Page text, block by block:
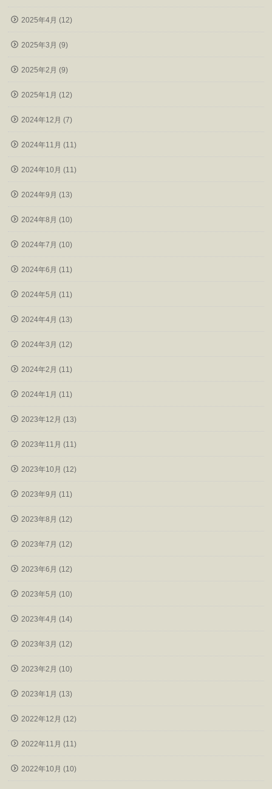
2025年4月 (12)
2025年3月 (9)
2025年2月 (9)
2025年1月 (12)
2024年12月 (7)
2024年11月 (11)
2024年10月 (11)
2024年9月 (13)
2024年8月 (10)
2024年7月 (10)
2024年6月 (11)
2024年5月 (11)
2024年4月 (13)
2024年3月 (12)
2024年2月 (11)
2024年1月 (11)
2023年12月 (13)
2023年11月 (11)
2023年10月 (12)
2023年9月 (11)
2023年8月 (12)
2023年7月 (12)
2023年6月 (12)
2023年5月 (10)
2023年4月 (14)
2023年3月 (12)
2023年2月 (10)
2023年1月 (13)
2022年12月 (12)
2022年11月 (11)
2022年10月 (10)